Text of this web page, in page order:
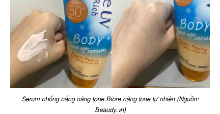
Serum chống nắng nâng tone Biore nâng tone tự nhiên (Nguồn:
Beaudy.vn)